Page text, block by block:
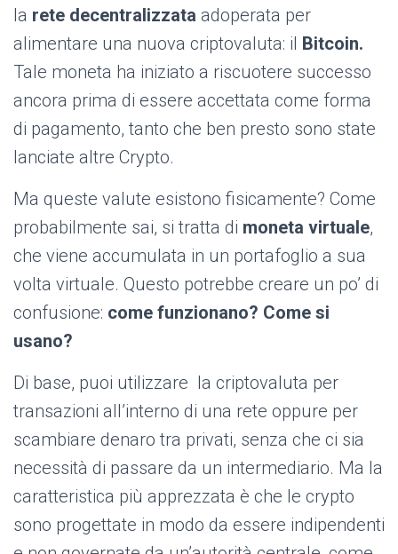
la rete decentralizzata adoperata per
alimentare una nuova criptovaluta: il Bitcoin.
Tale moneta ha iniziato a riscuotere successo
ancora prima di essere accettata come forma
di pagamento, tanto che ben presto sono state
lanciate altre Crypto.
Ma queste valute esistono fisicamente? Come
probabilmente sai, si tratta di moneta virtuale,
che viene accumulata in un portafoglio a sua
volta virtuale. Questo potrebbe creare un po’ di
confusione: come funzionano? Come si
usano?
Di base, puoi utilizzare la criptovaluta per
transazioni all’interno di una rete oppure per
scambiare denaro tra privati, senza che ci sia
necessità di passare da un intermediario. Ma la
caratteristica più apprezzata è che le crypto
sono progettate in modo da essere indipendenti